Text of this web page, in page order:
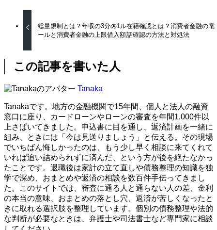
総量規制とは？年収の3分の1ル
ールと消費者金融の上限借入額
在籍確認とは？消費者金融の電
話確認の方法と対処法
この記事を書いた人
Tanaka
Tanakaです。地方の金融機関で15年間、個人と法人の融資
窓口に座り、カードローンやローンの審査を年間1,000件以
上さばいてきました。申込書に目を通し、返済計画を一緒に
組み、ときには「今は見送りましょう」と伝える。その現場
でいちばん悔しかったのは、もう少し早く相談に来てくれて
いれば追い詰められずに済んだ、という方が後を絶たなかっ
たことです。退職後は家計の立て直しや債務整理の知識を独
学で深め、おまとめや返済の相談を数百件手伝ってきまし
た。このサイトでは、審査に通る人と通らない人の差、金利
の本当の意味、おまとめの落とし穴、返済が苦しくなったと
きに取れる選択肢を整理しています。個別の債務整理や法的
な判断が必要なときは、弁護士や司法書士など専門家に相談